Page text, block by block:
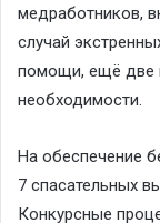
медработников,
случай
помощи, ещё две
необходимости.
На обеспечение
7 спасательных
Конкурсные